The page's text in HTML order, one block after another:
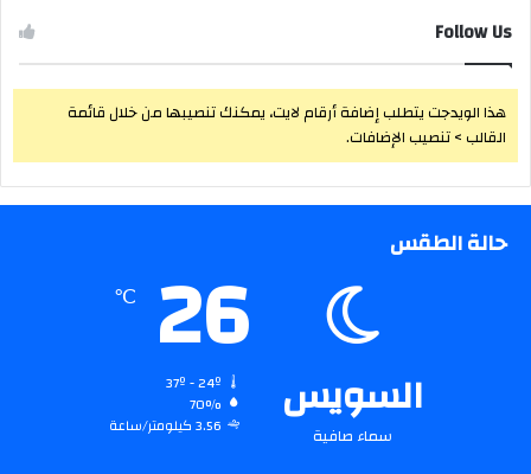
Follow Us
هذا الويدجت يتطلب إضافة أرقام لايت، يمكنك تنصيبها من خلال قائمة
القالب > تنصيب الإضافات.
حالة الطقس
السويس
سماء صافية
26
℃
70%
3.56 كيلومتر/ساعة